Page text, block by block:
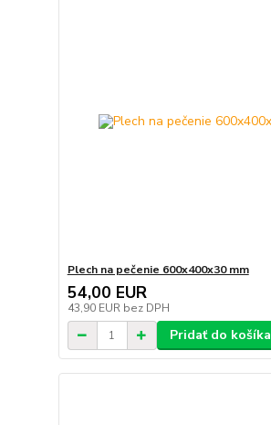
Plech na pečenie 600x400x30 mm
54,00 EUR
43,90 EUR bez DPH
Pridať do košíka